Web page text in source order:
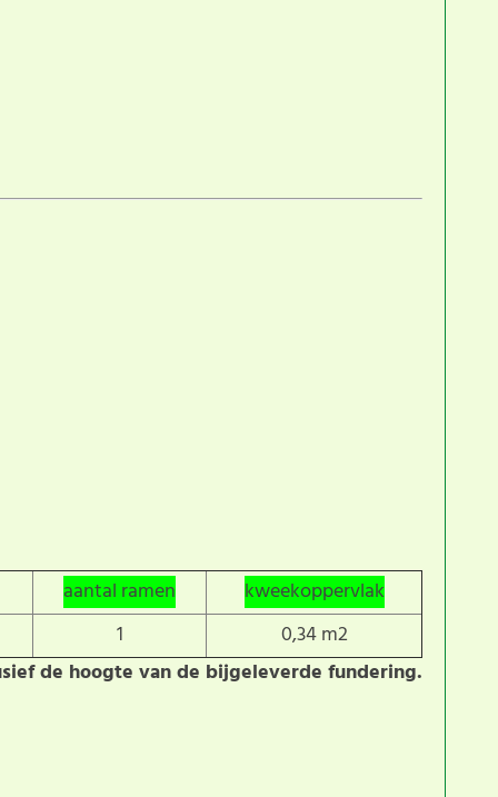
aantal ramen
kweekoppervlak
1
0,34 m2
de hoogte van de bijgeleverde fundering.